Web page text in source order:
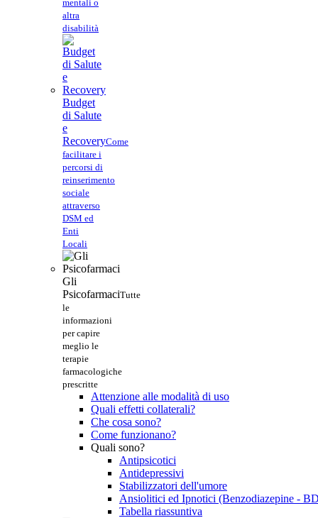
mentali o
altra
disabilità
Budget
di Salute
e
RecoveryCome
facilitare i
percorsi di
reinserimento
sociale
attraverso
DSM ed
Enti
Locali
Gli
PsicofarmaciTutte
le
informazioni
per capire
meglio le
terapie
farmacologiche
prescritte
Attenzione alle modalità di uso
Quali effetti collaterali?
Che cosa sono?
Come funzionano?
Quali sono?
Antipsicotici
Antidepressivi
Stabilizzatori dell'umore
Ansiolitici ed Ipnotici (Benzodiazepine -
Tabella riassuntiva